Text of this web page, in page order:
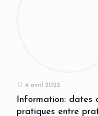
4 avril 2022
Information: dates
pratiques entre